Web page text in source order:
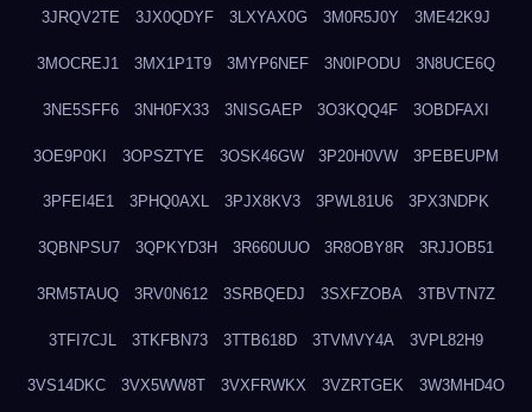
3JRQV2TE 3JX0QDYF 3LXYAX0G 3M0R5J0Y 3ME42K9J
3MOCREJ1 3MX1P1T9 3MYP6NEF 3N0IPODU 3N8UCE6Q
3NE5SFF6 3NH0FX33 3NISGAEP 3O3KQQ4F 3OBDFAXI
3OE9P0KI 3OPSZTYE 3OSK46GW 3P20H0VW 3PEBEUPM
3PFEI4E1 3PHQ0AXL 3PJX8KV3 3PWL81U6 3PX3NDPK
3QBNPSU7 3QPKYD3H 3R660UUO 3R8OBY8R 3RJJOB51
3RM5TAUQ 3RV0N612 3SRBQEDJ 3SXFZOBA 3TBVTN7Z
3TFI7CJL 3TKFBN73 3TTB618D 3TVMVY4A 3VPL82H9
3VS14DKC 3VX5WW8T 3VXFRWKX 3VZRTGEK 3W3MHD4O